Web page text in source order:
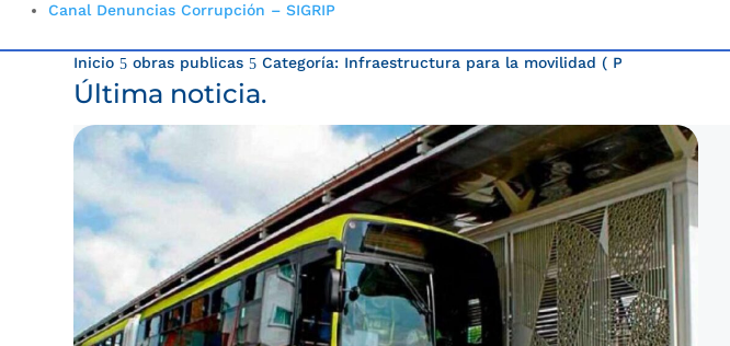
Canal Denuncias Corrupción – SIGRIP
Inicio 5 obras publicas 5 Categoría: Infraestructura para la movilidad ( Page )
Última noticia.